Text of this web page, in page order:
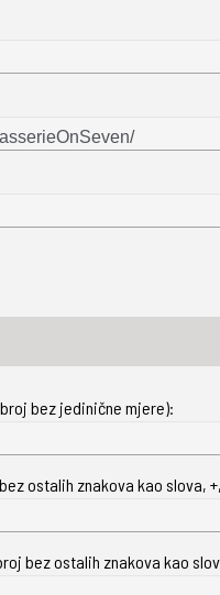
bez jedinične mjere):
ostalih znakova kao slova,
bez ostalih znakova kao